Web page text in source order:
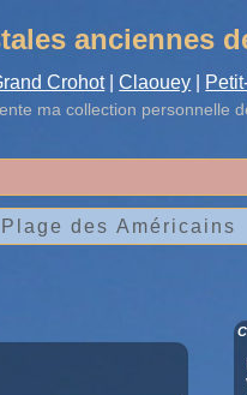
anciennes
Crohot Claouey
ma collection personnelle